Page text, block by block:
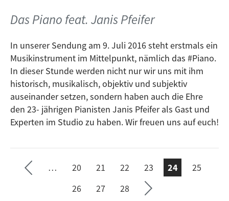
Das Piano feat. Janis Pfeifer
In unserer Sendung am 9. Juli 2016 steht erstmals ein
Musikinstrument im Mittelpunkt, nämlich das #Piano.
In dieser Stunde werden nicht nur wir uns mit ihm
historisch, musikalisch, objektiv und subjektiv
auseinander setzen, sondern haben auch die Ehre
den 23- jährigen Pianisten Janis Pfeifer als Gast und
Experten im Studio zu haben. Wir freuen uns auf euch!
… 20 21 22 23 24
25
26
27 28
ächs